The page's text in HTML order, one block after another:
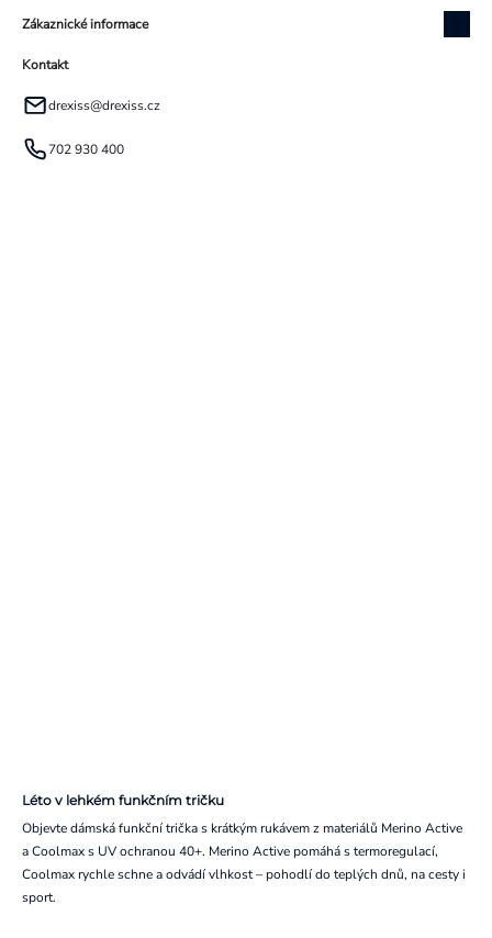
Zákaznické informace
Kontakt
drexiss@drexiss.cz
702 930 400
Léto v lehkém funkčním tričku
Objevte dámská funkční trička s krátkým rukávem z materiálů Merino Active
a Coolmax s UV ochranou 40+. Merino Active pomáhá s termoregulací,
Coolmax rychle schne a odvádí vlhkost – pohodlí do teplých dnů, na cesty i
sport.